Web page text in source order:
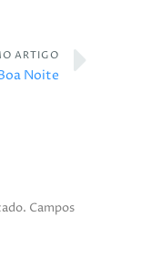
ARTIGO
Noite
Campos